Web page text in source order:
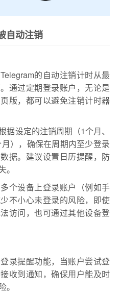
自动注销
的自动注销计时从最
通过定期登录账户，无论是
版，都可以避免注销计时器
据设定的注销周期（1个月、
），确保在周期内至少登录
据。建议设置日历提醒，防
。
个设备上登录账户（例如手
不小心未登录的风险，即使
访问，也可通过其他设备登
录提醒功能，当账户尝试登
收到通知，确保用户能及时
。